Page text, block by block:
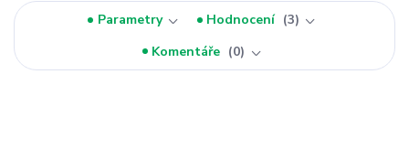
Parametry Hodnocení
3
Komentáře
0